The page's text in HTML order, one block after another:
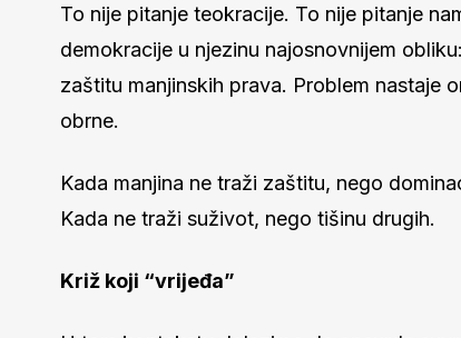
To nije pitanje teokracije. To nije pitanje
demokracije u njezinu najosnovnijem
zaštitu manjinskih prava. Problem nastaje
obrne.
Kada manjina ne traži zaštitu, nego
Kada ne traži suživot, nego tišinu drugih.
Križ koji “vrijeđa”